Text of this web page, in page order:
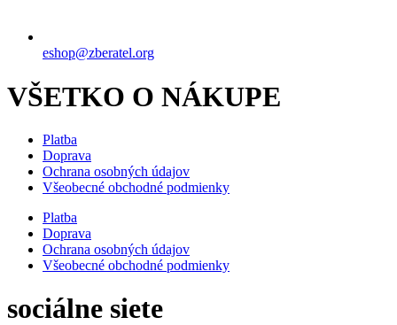
eshop@zberatel.org
VŠETKO O NÁKUPE
Platba
Doprava
Ochrana osobných údajov
Všeobecné obchodné podmienky
Platba
Doprava
Ochrana osobných údajov
Všeobecné obchodné podmienky
sociálne siete